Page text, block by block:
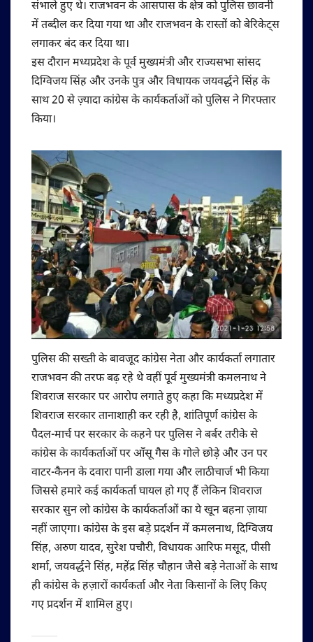
संभाले हुए थे। राजभवन के आसपास के क्षेत्र को पुलिस छावनी
में तब्दील कर दिया गया था और राजभवन के रास्तों को बेरिकेट्स
लगाकर बंद कर दिया था।
इस दौरान मध्यप्रदेश के पूर्व मुख्यमंत्री और राज्यसभा सांसद
दिग्विजय सिंह और उनके पुत्र और विधायक जयवर्द्धने सिंह के
साथ 20 से ज़्यादा कांग्रेस के कार्यकर्ताओं को पुलिस ने गिरफ्तार
किया।
पुलिस की सख्ती के बावजूद कांग्रेस नेता और कार्यकर्ता लगातार
राजभवन की तरफ बढ़ रहे थे वहीं पूर्व मुख्यमंत्री कमलनाथ ने
शिवराज सरकार पर आरोप लगाते हुए कहा कि मध्यप्रदेश में
शिवराज सरकार तानाशाही कर रही है, शांतिपूर्ण कांग्रेस के
पैदल-मार्च पर सरकार के कहने पर पुलिस ने बर्बर तरीके से
कांग्रेस के कार्यकर्ताओं पर आँसू गैस के गोले छोड़े और उन पर
वाटर-कैनन के दवारा पानी डाला गया और लाठीचार्ज भी किया
जिससे हमारे कई कार्यकर्ता घायल हो गए हैं लेकिन शिवराज
सरकार सुन लो कांग्रेस के कार्यकर्ताओं का ये खून बहना ज़ाया
नहीं जाएगा। कांग्रेस के इस बड़े प्रदर्शन में कमलनाथ, दिग्विजय
सिंह, अरुण यादव, सुरेश पचौरी, विधायक आरिफ मसूद, पीसी
शर्मा, जयवर्द्धने सिंह, महेंद्र सिंह चौहान जैसे बड़े नेताओं के साथ
ही कांग्रेस के हज़ारों कार्यकर्ता और नेता किसानों के लिए किए
गए प्रदर्शन में शामिल हुए।